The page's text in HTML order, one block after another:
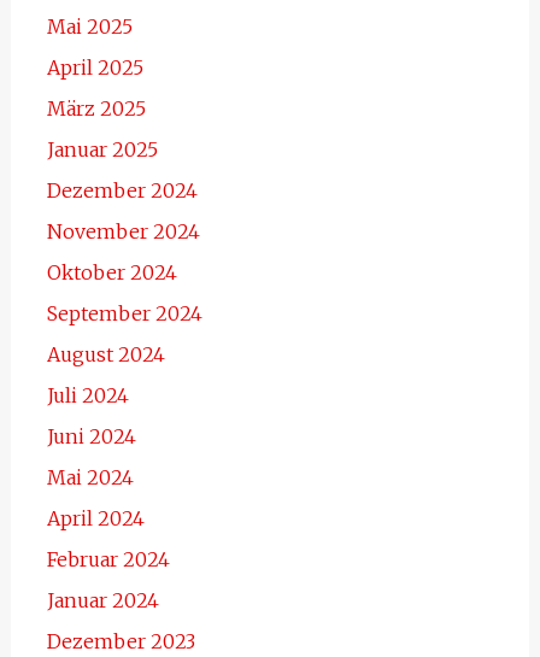
Mai 2025
April 2025
März 2025
Januar 2025
Dezember 2024
November 2024
Oktober 2024
September 2024
August 2024
Juli 2024
Juni 2024
Mai 2024
April 2024
Februar 2024
Januar 2024
Dezember 2023